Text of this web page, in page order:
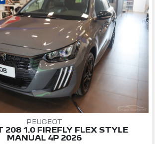
PEUGEOT
208 1.0 FIREFLY FLEX STYLE
MANUAL 4P 2026